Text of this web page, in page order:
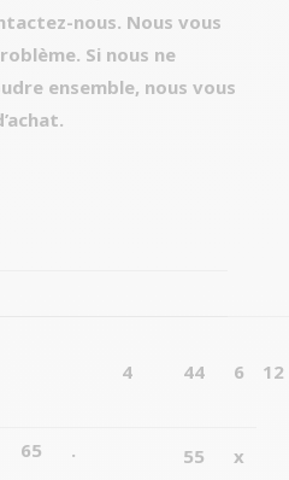
nous. Nous vous
Si nous ne
ensemble, nous vous
4 44 6 12
65 . 55 x